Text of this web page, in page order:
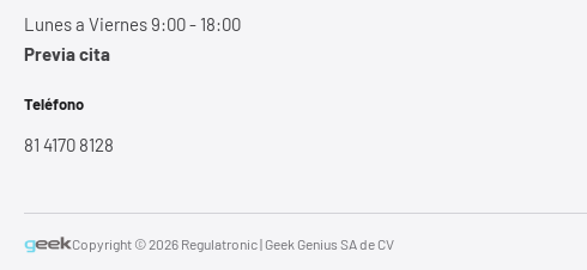
Lunes a Viernes 9:00 - 18:00
Previa cita
Teléfono
81 4170 8128
Copyright © 2026 Regulatronic | Geek Genius SA de CV